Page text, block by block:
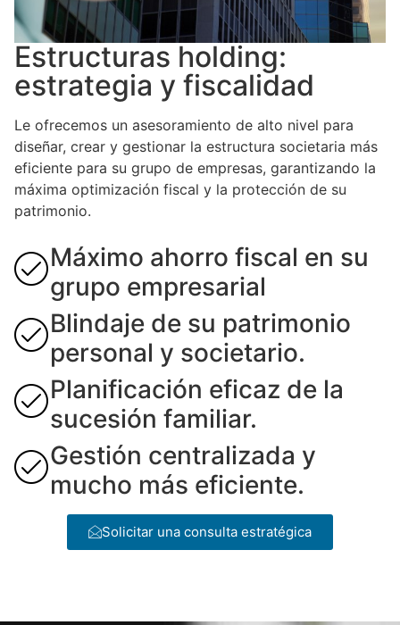
Estructuras holding:
estrategia y fiscalidad
Le ofrecemos un asesoramiento de alto nivel para
diseñar, crear y gestionar la estructura societaria más
eficiente para su grupo de empresas, garantizando la
máxima optimización fiscal y la protección de su
patrimonio.
Máximo ahorro fiscal en su
grupo empresarial
Blindaje de su patrimonio
personal y societario.
Planificación eficaz de la
sucesión familiar.
Gestión centralizada y
mucho más eficiente.
Solicitar una consulta estratégica